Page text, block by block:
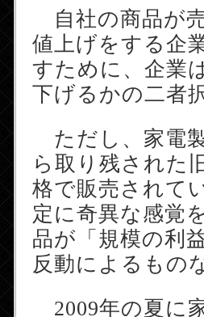
自社の商品が
値上げをする企
すために、企業
下げるかの二者
ただし、家電
ら取り残された
格で販売されて
定に奇異な感覚
品が「規模の利
反動によるもの
2009年の夏に